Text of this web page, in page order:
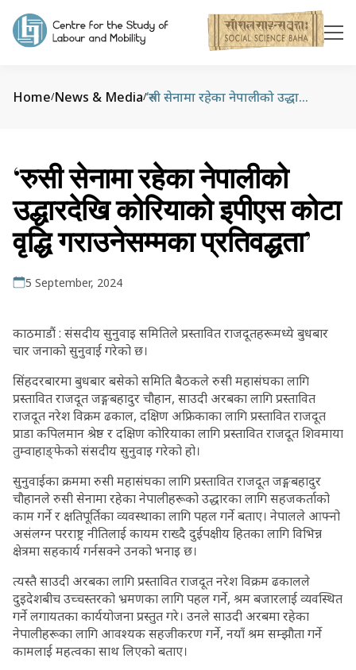
Home/News & Media/ ‘रुसी सेनामा रहेका नेपालीको उद्धारदेखि कोरियाको इपीएस कोटा वृद्धि गराउनेसम्मका प्रतिवद्धता’
‘रुसी सेनामा रहेका नेपालीको
उद्धारदेखि कोरियाको इपीएस कोटा
वृद्धि गराउनेसम्मका प्रतिवद्धता’
5 September, 2024
काठमाडौं : संसदीय सुनुवाइ समितिले प्रस्तावित राजदूतहरूमध्ये बुधबार
चार जनाको सुनुवाई गरेको छ।
सिंहदरबारमा बुधबार बसेको समिति बैठकले रुसी महासंघका लागि
प्रस्तावित राजदूत जङ्गबहादुर चौहान, साउदी अरबका लागि प्रस्तावित
राजदूत नरेश विक्रम ढकाल, दक्षिण अफ्रिकाका लागि प्रस्तावित राजदूत
प्राडा कपिलमान श्रेष्ठ र दक्षिण कोरियाका लागि प्रस्तावित राजदूत शिवमाया
तुम्वाहाङ्फेको संसदीय सुनुवाइ गरेको हो।
सुनुवाईका क्रममा रुसी महासंघका लागि प्रस्तावित राजदूत जङ्गबहादुर
चौहानले रुसी सेनामा रहेका नेपालीहरूको उद्धारका लागि सहजकर्ताको
काम गर्ने र क्षतिपूर्तिका व्यवस्थाका लागि पहल गर्ने बताए। नेपालले आफ्नो
असंलग्न परराष्ट्र नीतिलाई कायम राख्दै दुईपक्षीय हितका लागि विभिन्न
क्षेत्रमा सहकार्य गर्नसक्ने उनको भनाइ छ।
त्यस्तै साउदी अरबका लागि प्रस्तावित राजदूत नरेश विक्रम ढकालले
दुइदेशबीच उच्चस्तरको भ्रमणका लागि पहल गर्ने, श्रम बजारलाई व्यवस्थित
गर्ने लगायतका कार्ययोजना प्रस्तुत गरे। उनले साउदी अरबमा रहेका
नेपालीहरूका लागि आवश्यक सहजीकरण गर्ने, नयाँ श्रम सम्झौता गर्ने
कामलाई महत्वका साथ लिएको बताए।